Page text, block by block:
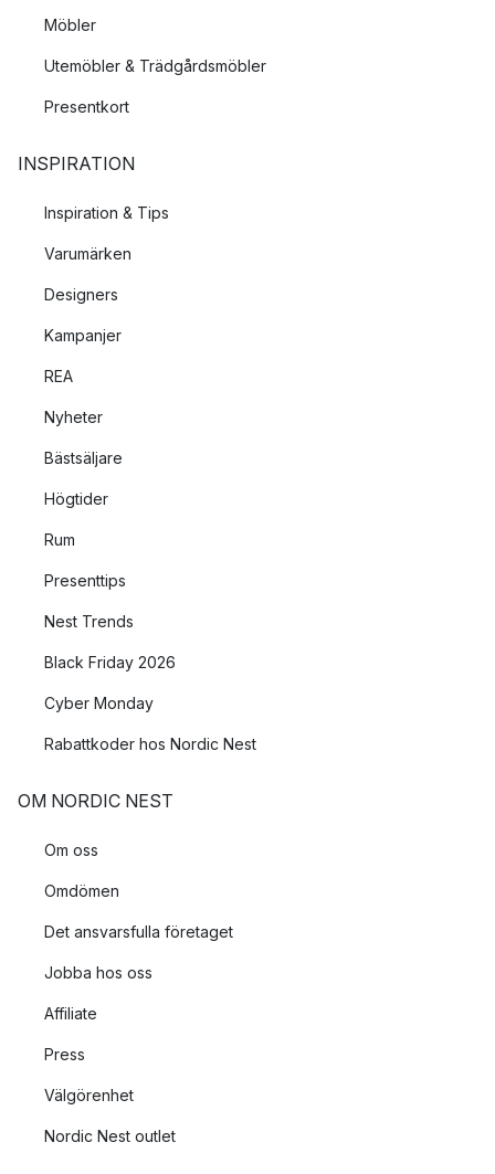
Möbler
Utemöbler & Trädgårdsmöbler
Presentkort
INSPIRATION
Inspiration & Tips
Varumärken
Designers
Kampanjer
REA
Nyheter
Bästsäljare
Högtider
Rum
Presenttips
Nest Trends
Black Friday 2026
Cyber Monday
Rabattkoder hos Nordic Nest
OM NORDIC NEST
Om oss
Omdömen
Det ansvarsfulla företaget
Jobba hos oss
Affiliate
Press
Välgörenhet
Nordic Nest outlet